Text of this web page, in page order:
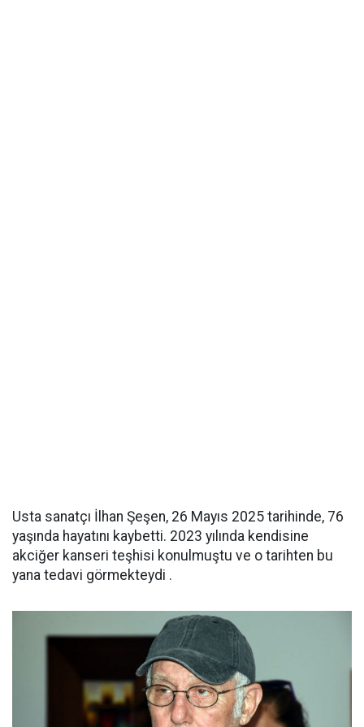
Usta sanatçı İlhan Şeşen, 26 Mayıs 2025 tarihinde, 76
yaşında hayatını kaybetti. 2023 yılında kendisine
akciğer kanseri teşhisi konulmuştu ve o tarihten bu
yana tedavi görmekteydi .